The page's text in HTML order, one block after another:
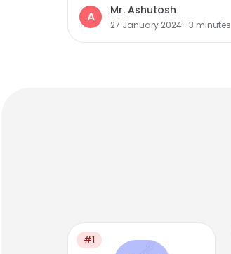
samay baad fat jata hai
karan hai
A Mr. Ashutosh
27 January 2024 · 3 minutes
#1